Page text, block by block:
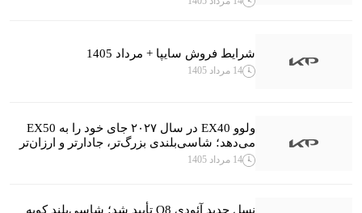
شرایط فروش سایپا + مرداد 1405
14 مرداد 1405
ولوو EX40 در سال ۲۰۲۷ جای خود را به EX50
می‌دهد؛ شاسی‌بلندی بزرگ‌تر، جادارتر و ارزان‌تر
14 مرداد 1405
نسل جدید آئودی Q8 تأیید شد؛ شاسی‌بلند کوپه